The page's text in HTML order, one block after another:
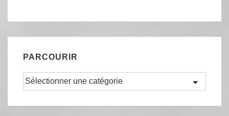
PARCOURIR
Parcourir